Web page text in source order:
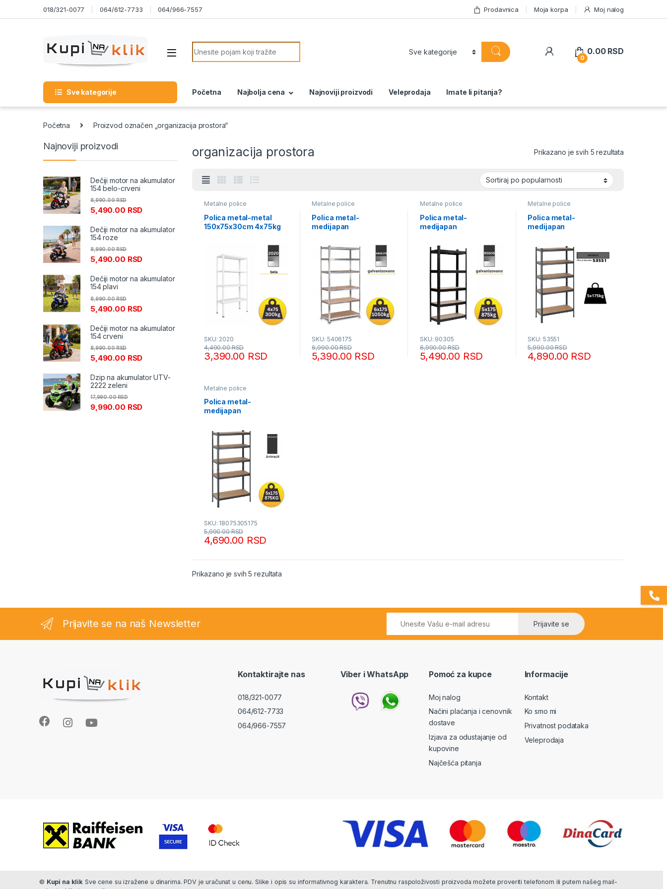
Skip to navigation018/321-0077 064/612-7733 064/966-7557 Prodavnica Moja korpa Moj nalog
Search for:
0
0.00 RSD
Sve kategorije Početna Najbolja cena Najnoviji proizvodi Veleprodaja Imate li pitanja?
Početna Proizvod označen „organizacija prostora“
organizacija prostora Prikazano je svih 5 rezultata
Metalne police
Polica metal-metal
150x75x30cm 4x75kg
SKU: 2020
3,390.00 RSD
4,490.00RSD
Metalne police
Polica metal-
medijapan
SKU: 5406175
5,390.00 RSD
6,990.00RSD
Metalne police
Polica metal-
medijapan
antracit
SKU: 90305
5,490.00 RSD
6,990.00RSD
Metalne police
Polica metal-
medijapan
SKU: 53551
4,890.00 RSD
5,990.00RSD
Metalne police
Polica metal-
medijapan
SKU: 18075305175
4,690.00 RSD
5,990.00RSD
Prikazano je svih 5 rezultataSortirano po popularnosti
Najnoviji proizvodi
Dečiji motor na akumulator
154 belo-crveni
5,490.00 RSD
8,990.00RSD
Dečiji motor na akumulator
154 roze
5,490.00 RSD
8,990.00RSD
Dečiji motor na akumulator
154 plavi
5,490.00 RSD
8,990.00RSD
Dečiji motor na akumulator
154 crveni
5,490.00 RSD
8,990.00RSD
Dzip na akumulator UTV-
2222 zeleni
9,990.00 RSD
17,990.00RSD
Prijavite se na naš Newsletter Prijavite se
Kontaktirajte nas
018/321-0077
064/612-7733
064/966-7557
Viber i WhatsApp Pomoć za kupce
Moj nalog
Načini plaćanja i cenovnik
dostave
Izjava za odustajanje od
kupovine
Najčešća pitanja
Informacije
Kontakt
Ko smo mi
Privatnost podataka
Veleprodaja
© Kupi na klik Sve cene su izražene u dinarima. PDV je uračunat u cenu. Slike i opis su informativnog karaktera. Trenutnu raspoloživosti proizvoda možete proveriti telefonom ili putem našeg mail-